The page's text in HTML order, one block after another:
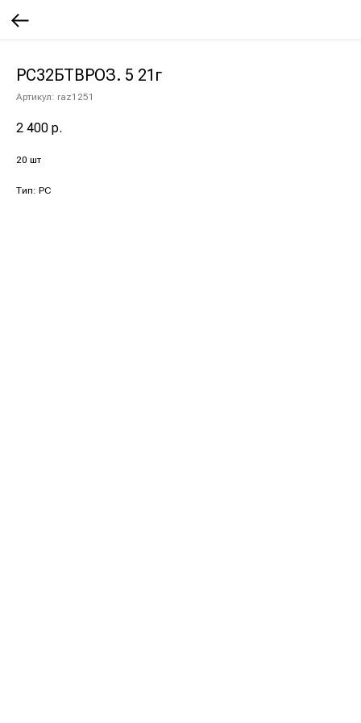
РС32БТВРОЗ. 5 21г
Артикул: raz1251
2 400 р.
20 шт
Тип: РС